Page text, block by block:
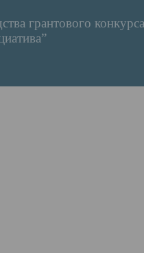
грантового конкурса